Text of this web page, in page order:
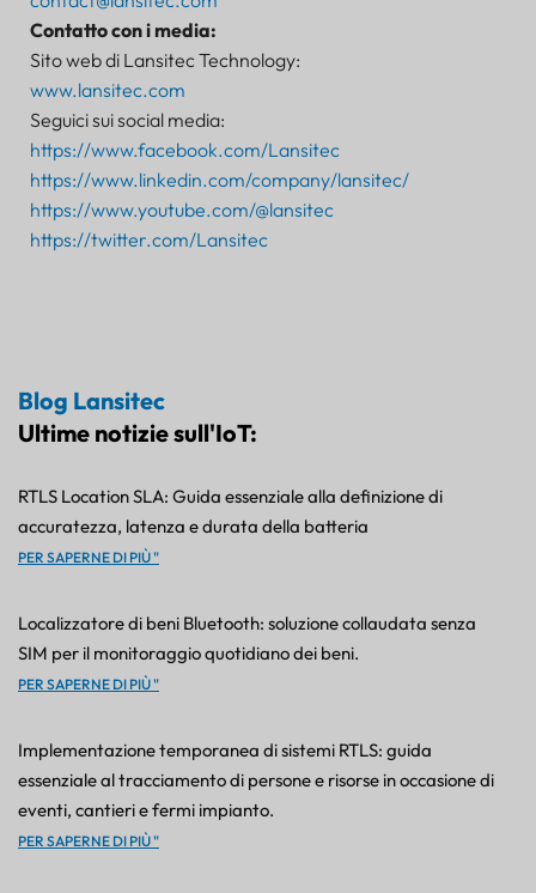
Contatto con i media:
Sito web di Lansitec Technology:
www.lansitec.com
Seguici sui social media:
https://www.facebook.com/Lansitec
https://www.linkedin.com/company/lansitec/
https://www.youtube.com/@lansitec
https://twitter.com/Lansitec
Blog Lansitec
Ultime notizie sull'IoT:
RTLS Location SLA: Guida essenziale alla definizione di
accuratezza, latenza e durata della batteria
PER SAPERNE DI PIÙ "
Localizzatore di beni Bluetooth: soluzione collaudata senza
SIM per il monitoraggio quotidiano dei beni.
PER SAPERNE DI PIÙ "
Implementazione temporanea di sistemi RTLS: guida
essenziale al tracciamento di persone e risorse in occasione di
eventi, cantieri e fermi impianto.
PER SAPERNE DI PIÙ "